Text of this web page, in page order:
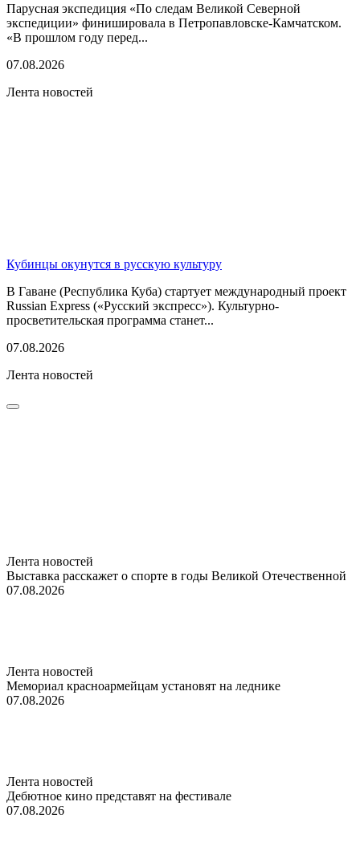
Парусная экспедиция «По следам Великой Северной
экспедиции» финишировала в Петропавловске-Камчатском.
«В прошлом году перед...
07.08.2026
Лента новостей
Кубинцы окунутся в русскую культуру
В Гаване (Республика Куба) стартует международный проект
Russian Express («Русский экспресс»). Культурно-
просветительская программа станет...
07.08.2026
Лента новостей
Лента новостей
Выставка расскажет о спорте в годы Великой Отечественной
07.08.2026
Лента новостей
Мемориал красноармейцам установят на леднике
07.08.2026
Лента новостей
Дебютное кино представят на фестивале
07.08.2026